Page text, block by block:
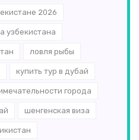
2026
узбекистана
ловля рыбы
купить тур в дубай
города
шенгенская виза